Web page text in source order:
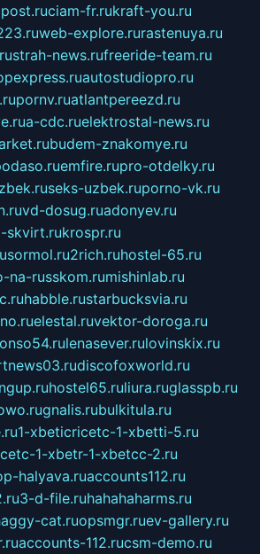
ciam-fr.rukraft-you.ru
web-explore.rurastenuya.ru
strah-news.rufreeride-team.ru
autostudiopro.ru
pornv.ruatlantpereezd.ru
a-cdc.ruelektrostal-news.ru
budem-znakomye.ru
emfire.rupro-otdelky.ru
seks-uzbek.ruporno-vk.ru
vd-dosug.ruadonyev.ru
skvirt.rukrospr.ru
sormol.ru2rich.ruhostel-65.ru
na-russkom.rumishinlab.ru
habble.rustarbucksvia.ru
elestal.ruvektor-doroga.ru
lenasever.rulovinskix.ru
discofoxworld.ru
hostel65.ruliura.ruglasspb.ru
gnalis.rubulkitula.ru
1-xbeticricetc-1-xbetti-5.ru
1-xbetr-1-xbetcc-2.ru
halyava.ruaccounts112.ru
3-d-file.ruhahahaharms.ru
cat.ruopsmgr.ruev-gallery.ru
accounts-112.rucsm-demo.ru